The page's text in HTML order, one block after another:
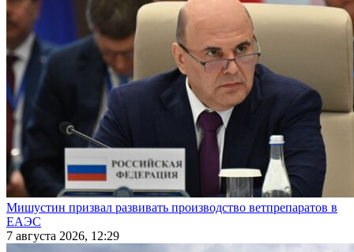
Мишустин призвал развивать производство ветпрепаратов в
ЕАЭС
7 августа 2026, 12:29